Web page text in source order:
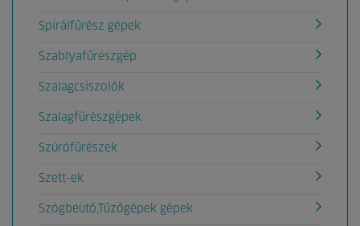
Spirálfűrész gépek
Szablyafűrészgép
Szalagcsiszolók
Szalagfűrészgépek
Szúrófűrészek
Szett-ek
Szögbeütő,Tűzőgépek gépek